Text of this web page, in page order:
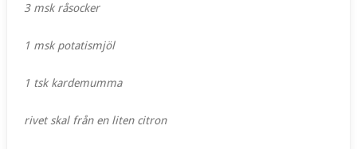
3 msk råsocker
1 msk potatismjöl
1 tsk kardemumma
rivet skal från en liten citron